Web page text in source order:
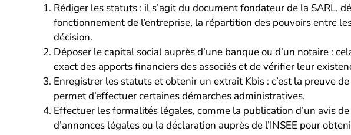
Rédiger les statuts : il s’agit du document fondateur de la SARL,
fonctionnement de l’entreprise, la répartition des pouvoirs entre
décision.
Déposer le capital social auprès d’une banque ou d’un notaire :
exact des apports financiers des associés et de vérifier leur
Enregistrer les statuts et obtenir un extrait Kbis : c’est la preuve
permet d’effectuer certaines démarches administratives.
Effectuer les formalités légales, comme la publication d’un avis
d’annonces légales ou la déclaration auprès de l’INSEE pour